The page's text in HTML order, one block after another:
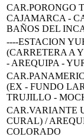
CAR.PORONGO
CAJAMARCA -
BAÑOS DEL
----ESTACION
(CARRETERA A
- AREQUIPA -
(EX - FUNDO
TRUJILLO -
CAR.VARIANTE
CURAL) /
COLORADO